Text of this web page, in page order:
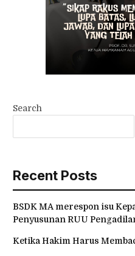
Search
Recent Posts
BSDK MA merespon isu
Penyusunan RUU
Ketika Hakim Harus